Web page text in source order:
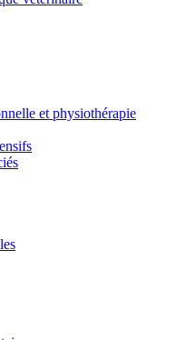
et physiothérapie